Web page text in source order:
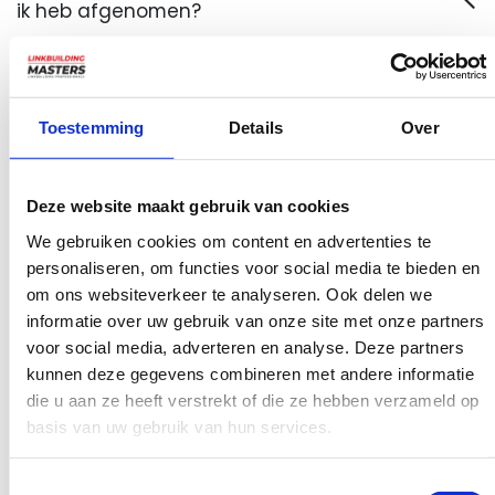
Toestemming Details Over
Deze website maakt gebruik van cookies
We gebruiken cookies om content en advertenties te
personaliseren, om functies voor social media te bieden en
om ons websiteverkeer te analyseren. Ook delen we
informatie over uw gebruik van onze site met onze partners
voor social media, adverteren en analyse. Deze partners
kunnen deze gegevens combineren met andere informatie
die u aan ze heeft verstrekt of die ze hebben verzameld op
basis van uw gebruik van hun services.
ik heb afgenomen?
Haal de SEO Professionals binnen
uitgeeft. Daarom biedt Linkbuilding Masters je de beste SEO-
diensten die niet alleen kosteneffectief zijn maar waarvan ook
zeker is dat ze ongelooflijke resultaten zullen opleveren. Met
een deskundig en bekwaam team van SEO-experts die altijd
gemotiveerd en gefocust blijven op het leveren van de beste
resultaten, zorgen we ervoor dat je de maximale voordelen
haalt uit het vertrouwen en het geld dat je in ons investeert.